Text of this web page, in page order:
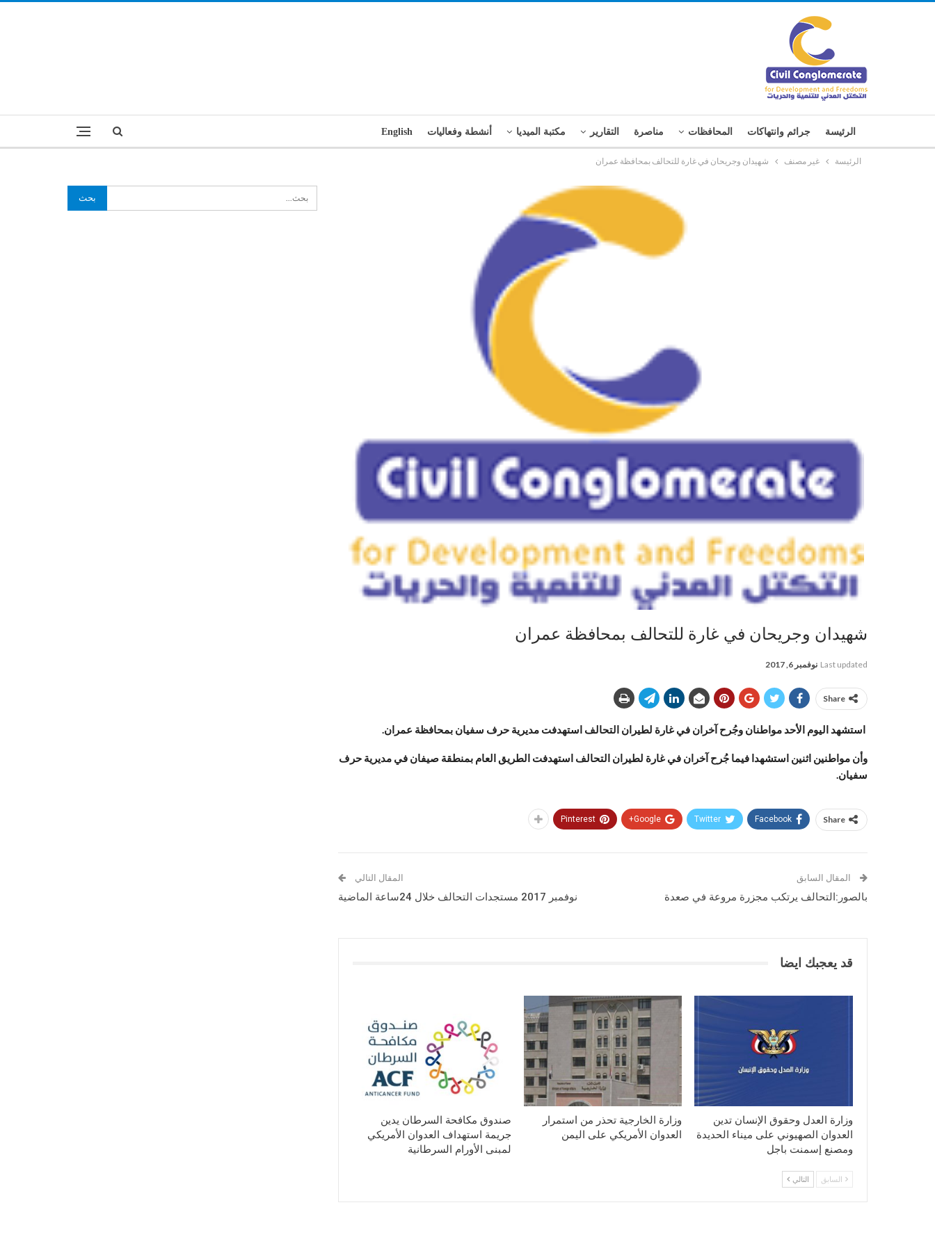
الرئيسة جرائم وانتهاكات المحافظات مناصرة التقارير مكتبة الميديا أنشطة وفعاليات English
الرئيسة غير مصنف شهيدان وجريحان في غارة للتحالف بمحافظة عمران
شهيدان وجريحان في غارة للتحالف بمحافظة عمران
Last updated نوفمبر 6, 2017
Share
استشهد اليوم الأحد مواطنان وجُرح آخران في غارة لطيران التحالف استهدفت مديرية حرف سفيان بمحافظة عمران.
وأن مواطنين اثنين استشهدا فيما جُرح آخران في غارة لطيران التحالف استهدفت الطريق العام بمنطقة صيفان في مديرية حرف
سفيان.
Share
Facebook
Twitter
Google+
Pinterest
المقال السابق
بالصور:التحالف يرتكب مجزرة مروعة في صعدة
المقال التالي
نوفمبر 2017 مستجدات التحالف خلال 24ساعة الماضية
قد يعجبك ايضا
وزارة العدل وحقوق الإنسان تدين
العدوان الصهيوني على ميناء الحديدة
ومصنع إسمنت باجل
وزارة الخارجية تحذر من استمرار
العدوان الأمريكي على اليمن
صندوق مكافحة السرطان يدين
جريمة استهداف العدوان الأمريكي
لمبنى الأورام السرطانية
السابق التالي